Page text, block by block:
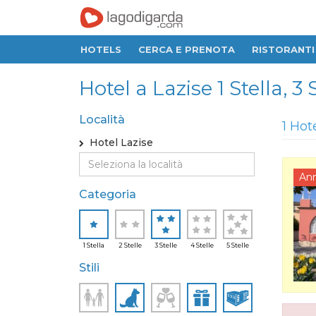
HOTELS CERCA E PRENOTA RISTORANTI
Hotel a Lazise 1 Stella, 3
Località
Hotel Lazise
Categoria
1 Stella 2 Stelle 3 Stelle 4 Stelle 5 Stelle
Stili
1